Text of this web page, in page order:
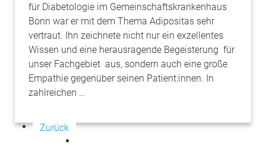
für Diabetologie im Gemeinschaftskrankenhaus
Bonn war er mit dem Thema Adipositas sehr
vertraut. Ihn zeichnete nicht nur ein exzellentes
Wissen und eine herausragende Begeisterung für
unser Fachgebiet aus, sondern auch eine große
Empathie gegenüber seinen Patient:innen. In
zahlreichen …
Zurück